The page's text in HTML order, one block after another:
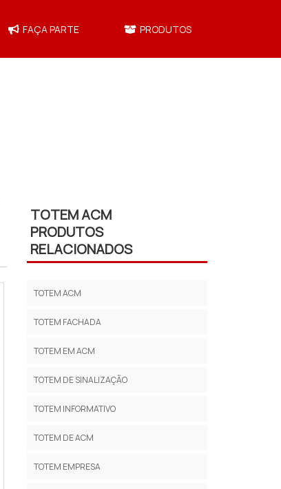
FAÇA PARTE PRODUTOS
TOTEM ACM
PRODUTOS
RELACIONADOS
TOTEM ACM
TOTEM FACHADA
TOTEM EM ACM
TOTEM DE SINALIZAÇÃO
TOTEM INFORMATIVO
TOTEM DE ACM
TOTEM EMPRESA